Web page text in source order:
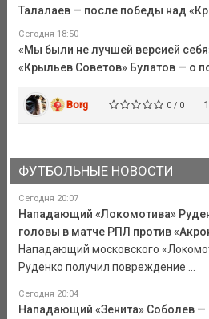
Талалаев — после победы над
Сегодня 18:50
«Мы были не лучшей версией
«Крыльев Советов» Булатов — о
Borg 0 / 0
ФУТБОЛЬНЫЕ НОВОСТИ
Сегодня 20:07
Нападающий «Локомотива»
головы в матче РПЛ против
Нападающий московского
Руденко получил повреждение ...
Сегодня 20:04
Нападающий «Зенита» Соболев —